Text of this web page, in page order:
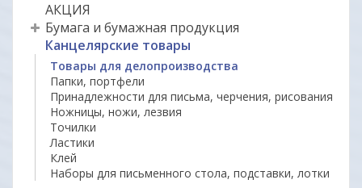
АКЦИЯ
Бумага и бумажная продукция
Канцелярские товары
Товары для делопроизводства
Папки, портфели
Принадлежности для письма, черчения, рисования
Ножницы, ножи, лезвия
Точилки
Ластики
Клей
Наборы для письменного стола, подставки, лотки